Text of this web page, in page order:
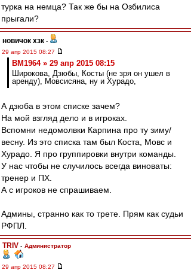
турка на немца? Так же бы на Озбилиса
прыгали?
новичок хзк -
29 апр 2015 08:27
BM1964 » 29 апр 2015 08:15
Широкова, Дзюбы, Косты (не зря он ушел в
аренду), Мовсисяна, ну и Хурадо,
А дзюба в этом списке зачем?
На мой взгляд дело и в игроках.
Вспомни недомолвки Карпина про ту зиму/
весну. Из это списка там был Коста, Мовс и
Хурадо. Я про группировки внутри команды.
У нас чтобы не случилось всегда виноваты:
тренер и ПХ.
А с игроков не спрашиваем.
Админы, странно как то трете. Прям как судьи
РФПЛ.
TRIV - Администратор
29 апр 2015 08:27